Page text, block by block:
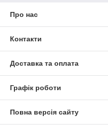
Про нас
Контакти
Доставка та оплата
Графік роботи
Повна версія сайту